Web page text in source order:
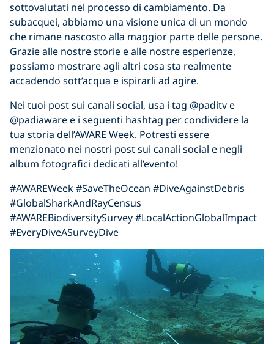
sottovalutati nel processo di cambiamento. Da
subacquei, abbiamo una visione unica di un mondo
che rimane nascosto alla maggior parte delle persone.
Grazie alle nostre storie e alle nostre esperienze,
possiamo mostrare agli altri cosa sta realmente
accadendo sott’acqua e ispirarli ad agire.
Nei tuoi post sui canali social, usa i tag @paditv e
@padiaware e i seguenti hashtag per condividere la
tua storia dell’AWARE Week. Potresti essere
menzionato nei nostri post sui canali social e negli
album fotografici dedicati all’evento!
#AWAREWeek #SaveTheOcean #DiveAgainstDebris
#GlobalSharkAndRayCensus
#AWAREBiodiversitySurvey #LocalActionGlobalImpact
#EveryDiveASurveyDive